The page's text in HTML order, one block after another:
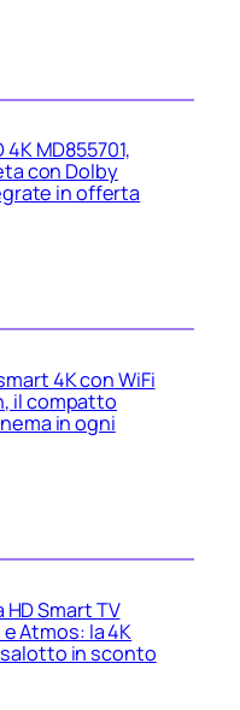
4K MD855701,
con Dolby
in offerta
4K con WiFi
il compatto
in ogni
HD Smart TV
Atmos: la 4K
in sconto